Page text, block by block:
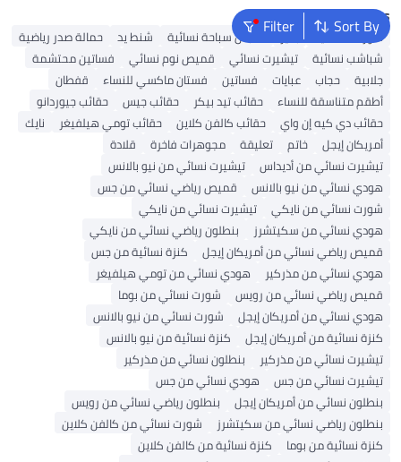
Sort By
FilterPopular Searches
شورتات نسائية بلايز ملابس سباحة نسائية شنط يد
حمالة صدر رياضية
شباشب نسائية
تيشيرت نسائي قميص نوم نسائي
فساتين محتشمة
جلابية
حجاب عبايات فساتين فستان ماكسي للنساء
قفطان
أطقم متناسقة للنساء
حقائب تيد بيكر حقائب جيس
حقائب جيوردانو
حقائب دي كيه إن واي
حقائب كالفن كلاين حقائب تومي هيلفيغر
نايك
أمريكان إيجل
خاتم تعليقة مجوهرات فاخرة
قلادة
تيشيرت نسائي من أديداس
تيشيرت نسائي من نيو بالانس
هودي نسائي من نيو بالانس
قميص رياضي نسائي من جس
شورت نسائي من نايكي
تيشيرت نسائي من نايكي
هودي نسائي من سكيتشرز
بنطلون رياضي نسائي من نايكي
قميص رياضي نسائي من أمريكان إيجل
كنزة نسائية من جس
هودي نسائي من مذركير
هودي نسائي من تومي هيلفيغر
قميص رياضي نسائي من رويس
شورت نسائي من بوما
هودي نسائي من أمريكان إيجل
شورت نسائي من نيو بالانس
كنزة نسائية من أمريكان إيجل
كنزة نسائية من نيو بالانس
تيشيرت نسائي من مذركير
بنطلون نسائي من مذركير
تيشيرت نسائي من جس
هودي نسائي من جس
بنطلون نسائي من أمريكان إيجل
بنطلون رياضي نسائي من رويس
بنطلون رياضي نسائي من سكيتشرز
شورت نسائي من كالفن كلاين
كنزة نسائية من بوما
كنزة نسائية من كالفن كلاين